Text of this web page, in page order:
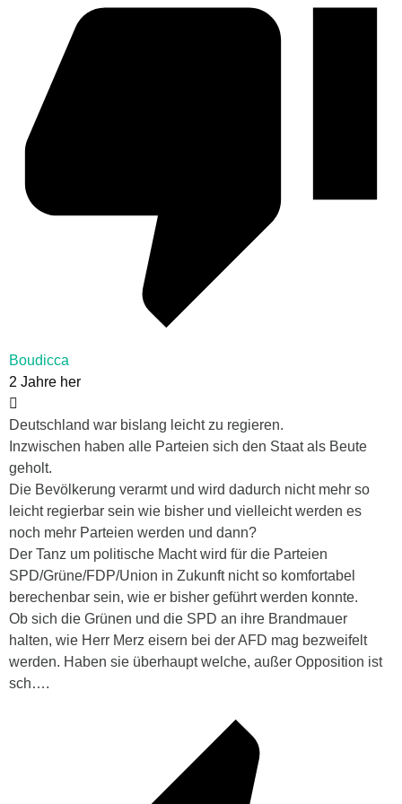
Boudicca
2 Jahre her
Deutschland war bislang leicht zu regieren.
Inzwischen haben alle Parteien sich den Staat als Beute
geholt.
Die Bevölkerung verarmt und wird dadurch nicht mehr so
leicht regierbar sein wie bisher und vielleicht werden es
noch mehr Parteien werden und dann?
Der Tanz um politische Macht wird für die Parteien
SPD/Grüne/FDP/Union in Zukunft nicht so komfortabel
berechenbar sein, wie er bisher geführt werden konnte.
Ob sich die Grünen und die SPD an ihre Brandmauer
halten, wie Herr Merz eisern bei der AFD mag bezweifelt
werden. Haben sie überhaupt welche, außer Opposition ist
sch….